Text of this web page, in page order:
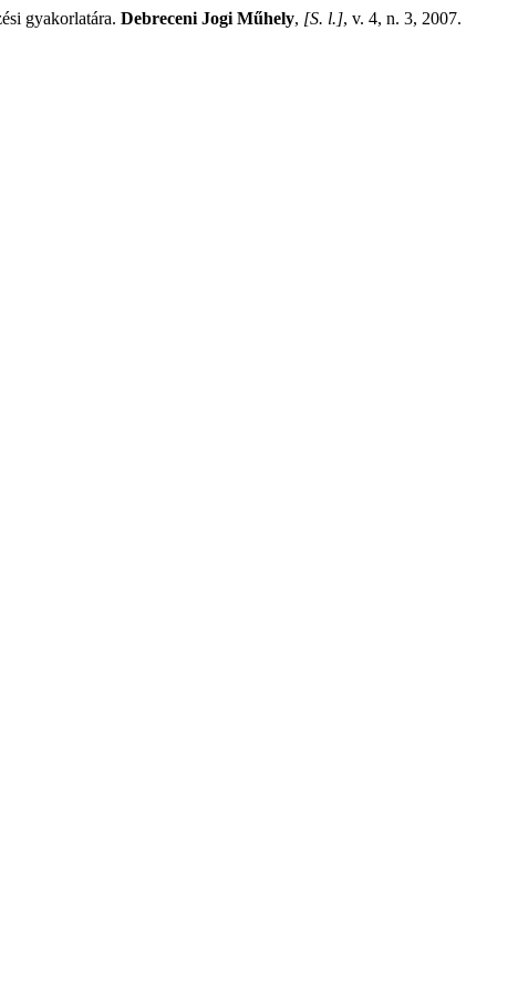
gyakorlatára. Debreceni Jogi Műhely, [S. l.], v. 4, n. 3, 2007.